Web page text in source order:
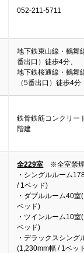
052-211-5711
地下鉄東山線・鶴舞
番出口）徒歩4分、
地下鉄桜通線・鶴舞
（5番出口）徒歩4分
鉄骨鉄筋コンクリ
階建
全229室 ※全室禁
・シングルルーム
/ 1ベッド)
・ダブルルーム40
ベッド)
・ツインルーム10
ベッド)
・デラックスシング
(1,230mm幅 / 1ベッ